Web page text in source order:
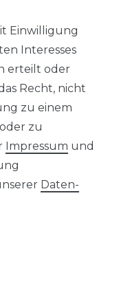
Einwilligung
Interesses
erteilt oder
Recht, nicht
zu einem
zu
Impressum und
Daten­